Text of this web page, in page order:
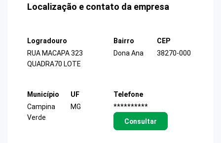
Localização e contato da empresa
Logradouro
RUA MACAPA 323
QUADRA70 LOTE
Bairro
Dona Ana
CEP
38270-000
Município
Campina
Verde
UF
MG
Telefone
**********
Consultar